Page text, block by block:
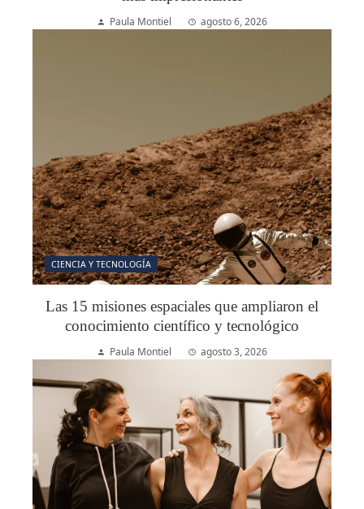
Paula Montiel agosto 6, 2026
CIENCIA Y TECNOLOGÍA
Las 15 misiones espaciales que ampliaron el
conocimiento científico y tecnológico
Paula Montiel agosto 3, 2026